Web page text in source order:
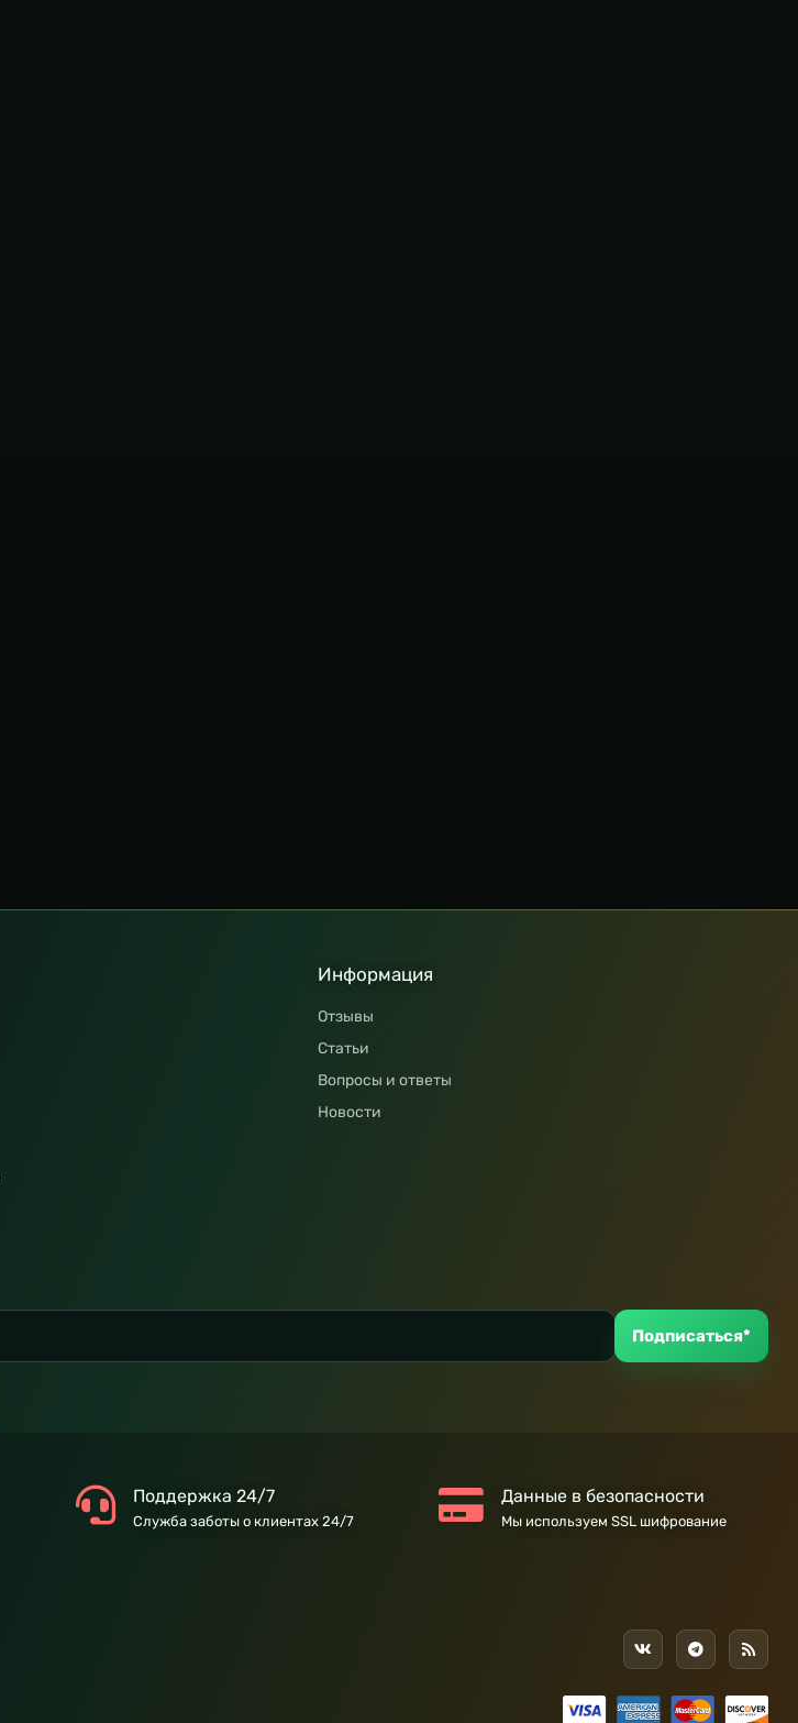
Информация
Отзывы
Статьи
Вопросы и ответы
Новости
Подписаться*
Поддержка 24/7
Служба заботы о клиентах 24/7
Данные в безопасности
Мы используем SSL шифрование